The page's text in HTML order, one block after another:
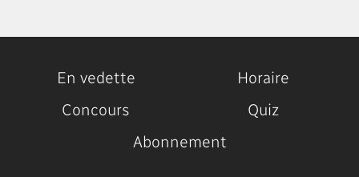
En vedette
Horaire
Concours
Quiz
Abonnement